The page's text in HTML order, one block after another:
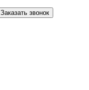
Заказать звонок